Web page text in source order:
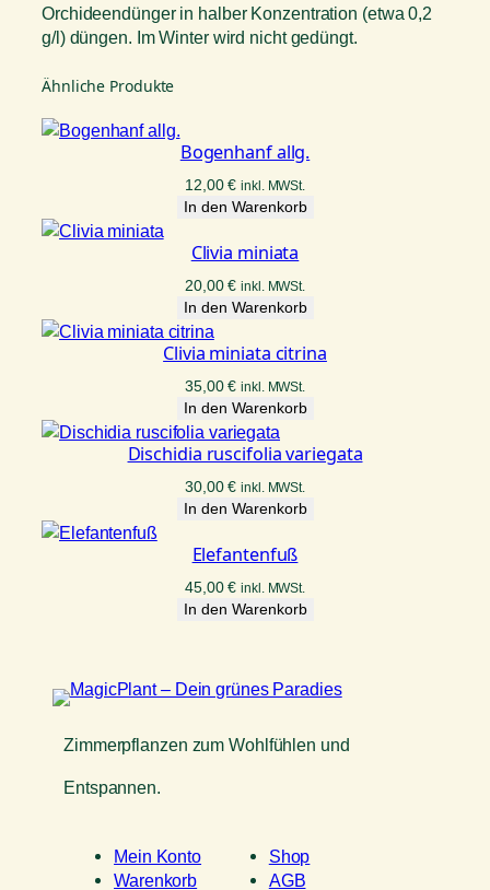
Orchideendünger in halber Konzentration (etwa 0,2
g/l) düngen. Im Winter wird nicht gedüngt.
Ähnliche Produkte
Bogenhanf allg.
12,00€ inkl. MWSt.
In den Warenkorb
Clivia miniata
20,00€ inkl. MWSt.
In den Warenkorb
Clivia miniata citrina
35,00€ inkl. MWSt.
In den Warenkorb
Dischidia ruscifolia variegata
30,00€ inkl. MWSt.
In den Warenkorb
Elefantenfuß
45,00€ inkl. MWSt.
In den Warenkorb
Zimmerpflanzen zum Wohlfühlen und
Entspannen.
Mein Konto
Warenkorb
Shop
AGB